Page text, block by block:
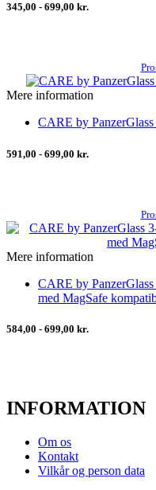
345,00 - 699,00 kr.
Mere information
CARE by
591,00 - 699,00 kr.
Mere information
CARE by
med MagSafe
584,00 - 699,00 kr.
INFORMATION
Om os
Kontakt
Vilkår og person data